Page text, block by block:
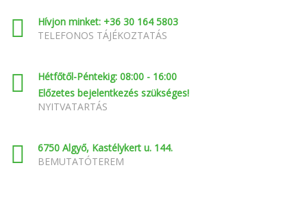
Hívjon minket: +36 30 164 5803
TELEFONOS TÁJÉKOZTATÁS
Hétfőtől-Péntekig: 08:00 - 16:00
Előzetes bejelentkezés szükséges!
NYITVATARTÁS
6750 Algyő, Kastélykert u. 144.
BEMUTATÓTEREM